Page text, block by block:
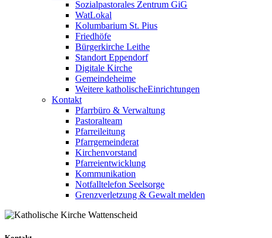
Sozialpastorales Zentrum GiG
WatLokal
Kolumbarium St. Pius
Friedhöfe
Bürgerkirche Leithe
Standort Eppendorf
Digitale Kirche
Gemeindeheime
Weitere katholische­­Einrichtungen
Kontakt
Pfarrbüro & Verwaltung
Pastoralteam
Pfarreileitung
Pfarrgemeinderat
Kirchenvorstand
Pfarreientwicklung
Kommunikation
Notfalltelefon Seelsorge
Grenzverletzung & Gewalt melden